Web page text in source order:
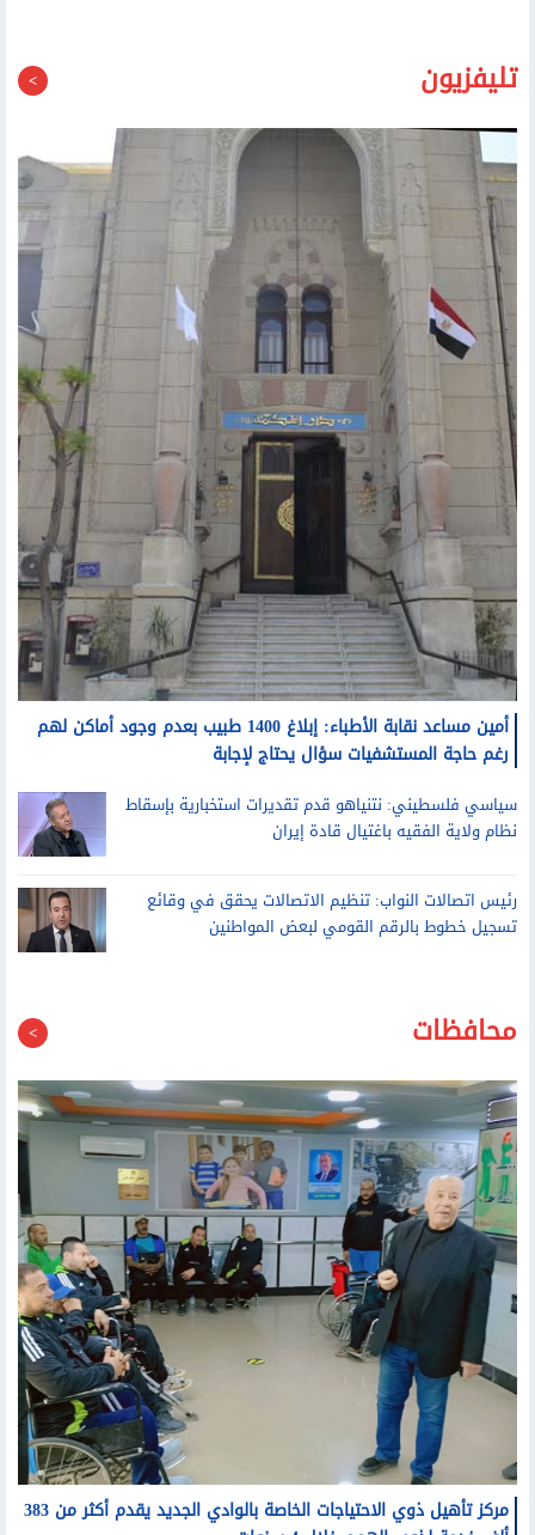
تليفزيون
أمين مساعد نقابة الأطباء: إبلاغ 1400 طبيب بعدم وجود أماكن لهم
رغم حاجة المستشفيات سؤال يحتاج لإجابة
سياسي فلسطيني: نتنياهو قدم تقديرات استخبارية بإسقاط
نظام ولاية الفقيه باغتيال قادة إيران
رئيس اتصالات النواب: تنظيم الاتصالات يحقق في وقائع
تسجيل خطوط بالرقم القومي لبعض المواطنين
محافظات
مركز تأهيل ذوي الاحتياجات الخاصة بالوادي الجديد يقدم أكثر من 383
ألف خدمة لذوي الهمم خلال 4 سنوات